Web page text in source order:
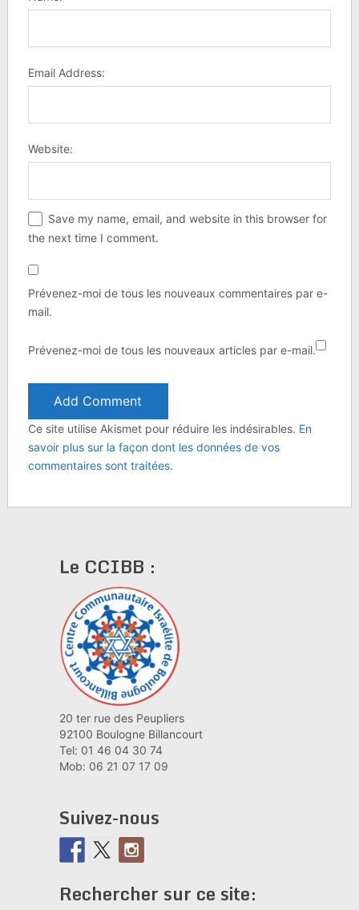
Email Address:
Website:
Save my name, email, and website in this browser for
the next time I comment.
Prévenez-moi de tous les nouveaux commentaires par e-
mail.
Prévenez-moi de tous les nouveaux articles par e-mail.
Ce site utilise Akismet pour réduire les indésirables. En
savoir plus sur la façon dont les données de vos
commentaires sont traitées.
Le CCIBB :
20 ter rue des Peupliers
92100 Boulogne Billancourt
Tel: 01 46 04 30 74
Mob: 06 21 07 17 09
Suivez-nous
Rechercher sur ce site: